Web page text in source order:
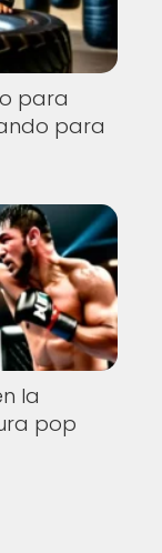
para
para
la
pop